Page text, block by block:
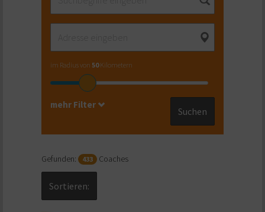
im Radius von 50Kilometern
Suchen
mehr Filter
Gefunden: 433 Coaches
Sortieren: